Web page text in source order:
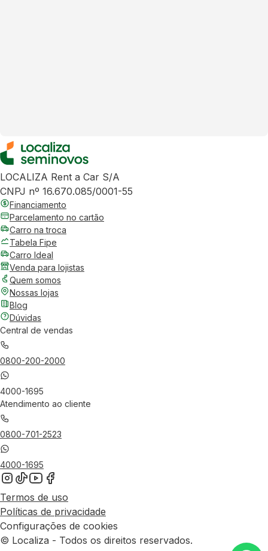
LOCALIZA Rent a Car S/A
CNPJ nº 16.670.085/0001-55
Financiamento
Parcelamento no cartão
Carro na troca
Tabela Fipe
Carro Ideal
Venda para lojistas
Quem somos
Nossas lojas
Blog
Dúvidas
Central de vendas
0800-200-2000
4000-1695
Atendimento ao cliente
0800-701-2523
4000-1695
Termos de uso
Políticas de privacidade
Configurações de cookies
© Localiza - Todos os direitos reservados.